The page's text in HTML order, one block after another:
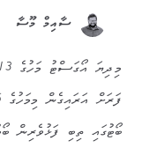
ސާއިމް މޫސާ
ބޯޓުގައި ތިބި ފަޅުވެރިން